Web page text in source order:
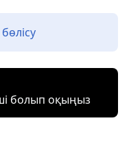
болып оқыңыз